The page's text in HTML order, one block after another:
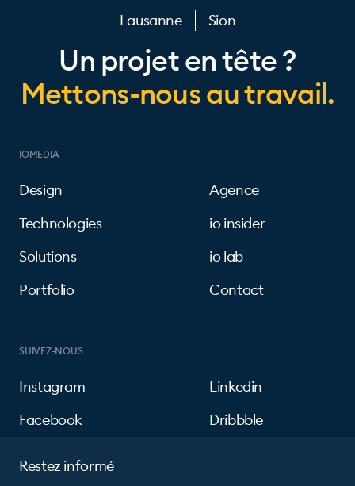
Lausanne Sion
Un projet en tête ?
Mettons-nous au travail.
IOMEDIA
Design
Technologies
Solutions
Portfolio
Agence
io insider
io lab
Contact
SUIVEZ-NOUS
Instagram
Facebook
Linkedin
Dribbble
Restez informé